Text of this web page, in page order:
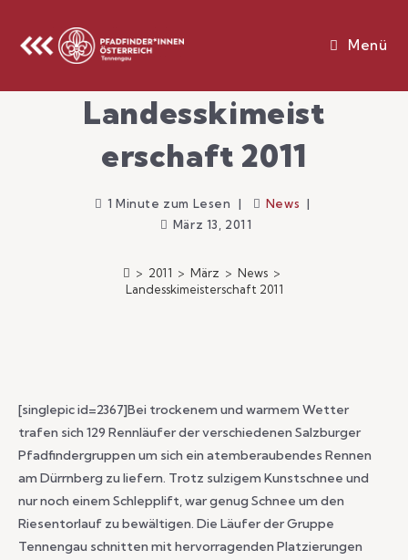
Menü
Landesskimeist
Erschaft 2011
1 Minute zum Lesen
News
März 13, 2011
> 2011 > März > News >
Landesskimeisterschaft 2011
[singlepic id=2367]Bei trockenem und warmem Wetter
trafen sich 129 Rennläufer der verschiedenen Salzburger
Pfadfindergruppen um sich ein atemberaubendes Rennen
am Dürrnberg zu liefern. Trotz sulzigem Kunstschnee und
nur noch einem Schlepplift, war genug Schnee um den
Riesentorlauf zu bewältigen. Die Läufer der Gruppe
Tennengau schnitten mit hervorragenden Platzierungen